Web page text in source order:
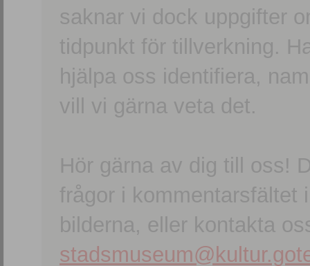
saknar vi dock uppgifter
tidpunkt för tillverkning.
hjälpa oss identifiera,
vill vi gärna veta det.
Hör gärna av dig till oss!
frågor i kommentarsfältet
bilderna, eller kontakta